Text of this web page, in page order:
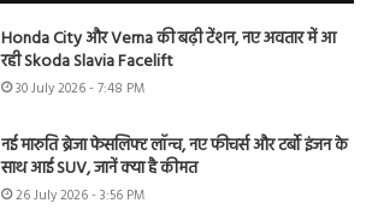
Honda City और Verna की बढ़ी टेंशन, नए अवतार में आ
रही Skoda Slavia Facelift
30 July 2026 - 7:48 PM
नई मारुति ब्रेजा फेसलिफ्ट लॉन्च, नए फीचर्स और टर्बो इंजन के
साथ आई SUV, जानें क्या है कीमत
26 July 2026 - 3:56 PM